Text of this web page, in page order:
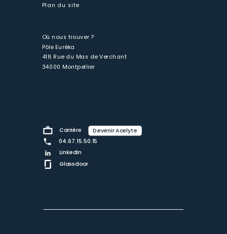
Plan du site
Où nous trouver ?
Pôle Eurêka
418 Rue du Mas de Verchant
34000 Montpellier
Carrière Devenir Acelyte
04.67.15.50.15
LinkedIn
Glassdoor